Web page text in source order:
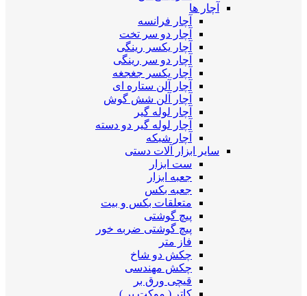
آچار ها
آچار فرانسه
آچار دو سر تخت
آچار یکسر رینگی
آچار دو سر رینگی
آچار یکسر جغجغه
آچار آلن ستاره ای
آچار آلن شش گوش
آچار لوله گیر
آچار لوله گیر دو دسته
آچار شبکه
سایر ابزار آلات دستی
ست ابزار
جعبه ابزار
جعبه بکس
متعلقات بکس و بیت
پیچ گوشتی
پیچ گوشتی ضربه خور
فاز متر
چکش دو شاخ
چکش مهندسی
قیچی ورق بر